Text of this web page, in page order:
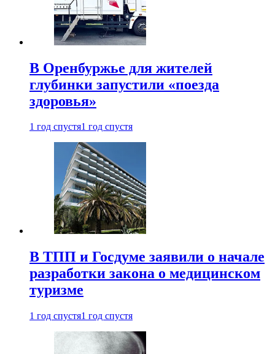
В Оренбуржье для жителей
глубинки запустили «поезда
здоровья»
1 год спустя1 год спустя
В ТПП и Госдуме заявили о начале
разработки закона о медицинском
туризме
1 год спустя1 год спустя